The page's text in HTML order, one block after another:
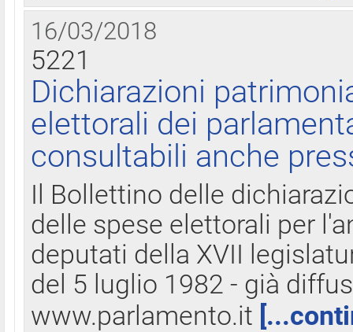
16/03/2018
5221
Dichiarazioni
elettorali dei
consultabili anche
Il Bollettino delle
delle spese elettorali per
deputati della XVII
del 5 luglio 1982 - già
www.parlamento.it